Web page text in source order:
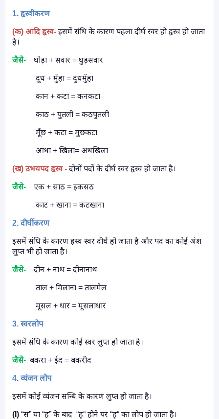
1. हृस्वीकरण
(क) आदि हृस्व- इसमें संधि के कारण पहला दीर्घ स्वर हो हृस्व हो जाता
है।
जैसे- घोड़ा + सवार = घुड़सवार
दूध + मुँहा = दुधमुँहा
कान + कटा = कनकटा
काठ + पुतली = कठपुतली
मूँछ + कटा = मुछकटा
आधा + खिला= अधखिला
(ख) उभयपद हृस्व - दोनों पदों के दीर्घ स्वर हृस्व हो जाता है।
जैसे- एक + साठ = इकसठ
काट + खाना = कटखाना
2. दीर्घीकरण
इसमें संधि के कारण ह्रस्व स्वर दीर्घ हो जाता है और पद का कोई अंश
लुप्त भी हो जाता है।
जैसे- दीन + नाथ = दीनानाथ
ताल + मिलाना = तालमेल
मूसल + धार = मूसलाधार
3. स्वरलोप
इसमें संधि के कारण कोई स्वर लुप्त हो जाता है।
जैसे- बकरा + ईद = बकरीद
4. व्यंजन लोप
इसमें कोई व्यंजन सन्धि के कारण लुप्त हो जाता है।
( ) “स” या “ह” के बाद “ह्“ होने पर “ह्“ का लोप हो जाता है।